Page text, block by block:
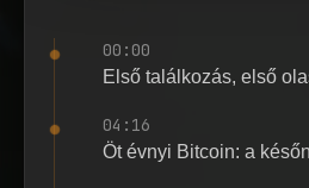
00:00
Első találkozás, első
04:16
Öt évnyi Bitcoin: a